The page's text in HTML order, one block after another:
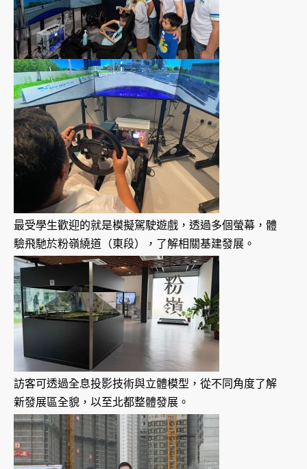
最受學生歡迎的就是模擬駕駛遊戲，透過多個螢幕，體
驗飛馳於粉嶺繞道（東段），了解相關基建發展。
訪客可透過全息投影技術與立體模型，從不同角度了解
新發展區全貌，以至北都整體發展。